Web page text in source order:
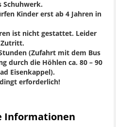
Schuhwerk.
Kinder erst ab 4 Jahren in
ist nicht gestattet. Leider
Zutritt.
(Zufahrt mit dem Bus
durch die Höhlen ca. 80 – 90
Eisenkappel).
erforderlich!
Informationen